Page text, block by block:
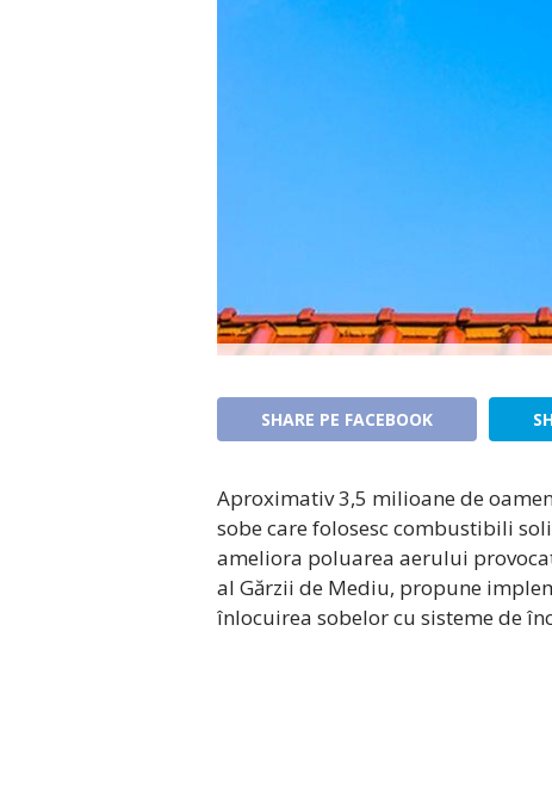
SHARE PE FACEBOOK
Aproximativ 3,5 milioane de
sobe care folosesc combustibili
ameliora poluarea aerului
al Gărzii de Mediu, propune
înlocuirea sobelor cu sisteme de